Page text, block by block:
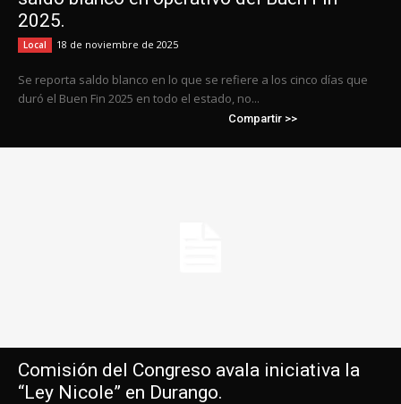
2025.
Local 18 de noviembre de 2025
Se reporta saldo blanco en lo que se refiere a los cinco días que
duró el Buen Fin 2025 en todo el estado, no...
Compartir >>
Comisión del Congreso avala iniciativa la
“Ley Nicole” en Durango.